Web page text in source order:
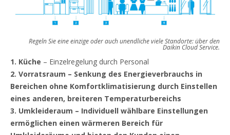
Regeln Sie eine einzige oder auch unendliche viele Standorte: über den
Daikin Cloud Service.
1. Küche – Einzelregelung durch Personal
2. Vorratsraum – Senkung des Energieverbrauchs in
Bereichen ohne Komfortklimatisierung durch Einstellen
eines anderen, breiteren Temperaturbereichs
3. Umkleideraum – Individuell wählbare Einstellungen
ermöglichen einen wärmeren Bereich für